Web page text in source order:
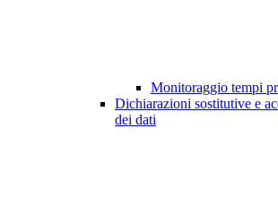
Monitoraggio tempi
Dichiarazioni sostitutive e
dei dati